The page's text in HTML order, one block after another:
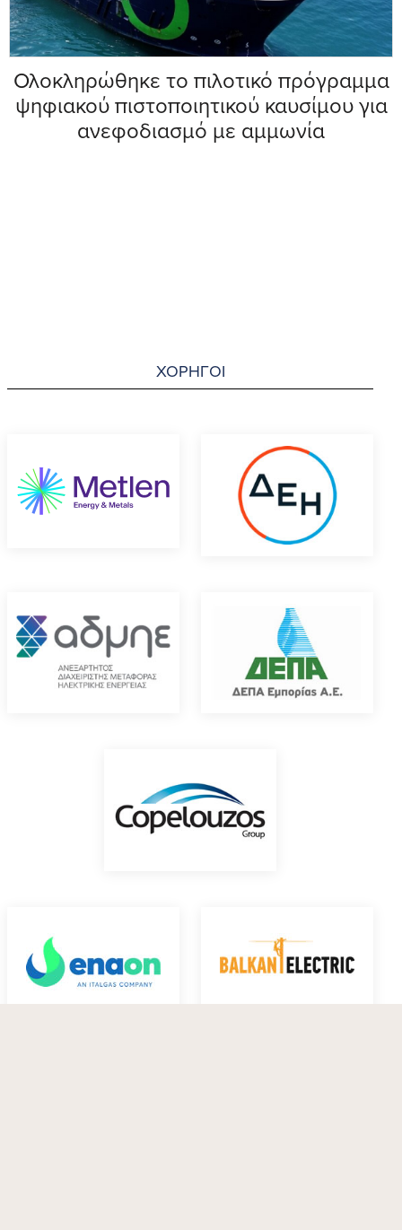
Ολοκληρώθηκε το πιλοτικό πρόγραμμα
ψηφιακού πιστοποιητικού καυσίμου για
ανεφοδιασμό με αμμωνία
ΧΟΡΗΓΟΙ